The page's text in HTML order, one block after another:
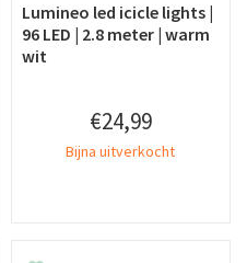
Lumineo led icicle lights |
96 LED | 2.8 meter | warm
wit
€24,99
Bijna uitverkocht